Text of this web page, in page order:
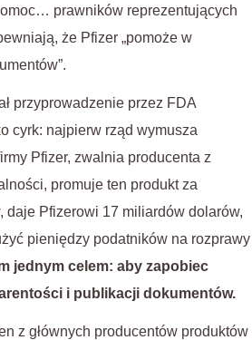
prawników reprezentujących
że Pfizer „pomoże w
przyprowadzenie przez FDA
cyrk: najpierw rząd wymusza
Pfizer, zwalnia producenta z
promuje ten produkt za
daje Pfizerowi 17 miliardów dolarów,
pieniędzy podatników na rozprawy
jednym celem: aby zapobiec
i publikacji dokumentów.
z głównych producentów produktów